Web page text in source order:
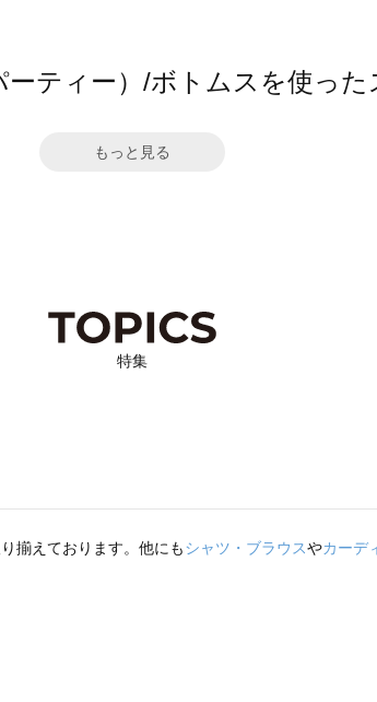
ーティー）/ボトムスを使った
もっと見る
特集
揃えております。他にもシャツ・ブラウスやカーデ